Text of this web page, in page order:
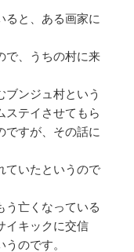
ると、ある画家に
で、うちの村に来
ブンジュ村という
ステイさせてもら
ですが、その話に
ていたというので
う亡くなっている
イキックに交信
のです。